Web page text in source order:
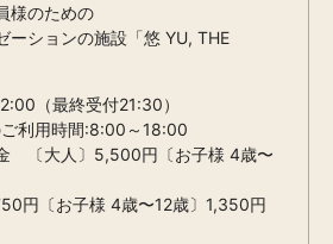
様のための
ーションの施設「悠 YU, THE
（最終受付21:30）
利用時間:8:00～18:00
〔大人〕5,500円〔お子様 4歳〜
円〔お子様 4歳〜12歳〕1,350円